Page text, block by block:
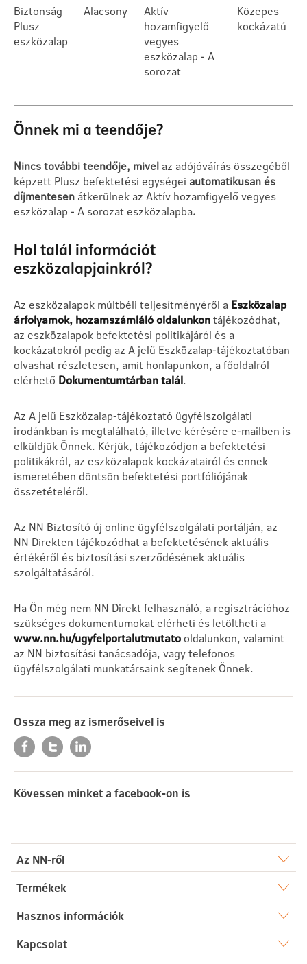
Biztonság
Plusz
eszközalap
Alacsony
Aktív
hozamfigyelő
vegyes
eszközalap - A
sorozat
Közepes
kockázatú
Önnek mi a teendője?
Nincs további teendője, mivel az adójóváírás összegéből
képzett Plusz befektetési egységei automatikusan és
díjmentesen átkerülnek az Aktív hozamfigyelő vegyes
eszközalap - A sorozat eszközalapba.
Hol talál információt
eszközalapjainkról?
Az eszközalapok múltbéli teljesítményéről a Eszközalap
árfolyamok, hozamszámláló oldalunkontájékozódhat,
az eszközalapok befektetési politikájáról és a
kockázatokról pedig az A jelű Eszközalap-tájékoztatóban
olvashat részletesen, amit honlapunkon, a főoldalról
elérhető Dokumentumtárban talál.
Az A jelű Eszközalap-tájékoztató ügyfélszolgálati
irodánkban is megtalálható, illetve kérésére e-mailben is
elküldjük Önnek. Kérjük, tájékozódjon a befektetési
politikákról, az eszközalapok kockázatairól és ennek
ismeretében döntsön befektetési portfóliójának
összetételéről.
Az NN Biztosító új online ügyfélszolgálati portálján, az
NN Direkten tájékozódhat a befektetésének aktuális
értékéről és biztosítási szerződésének aktuális
szolgáltatásáról.
Ha Ön még nem NN Direkt felhasználó, a regisztrációhoz
szükséges dokumentumokat elérheti és letöltheti a
www.nn.hu/ugyfelportalutmutato oldalunkon, valamint
az NN biztosítási tanácsadója, vagy telefonos
ügyfélszolgálati munkatársaink segítenek Önnek.
Ossza meg az ismerőseivel is
Kövessen minket a facebook-on is
Az NN-ről
Rólunk
Sajtószoba
Karrier
Termékek
Élet
Egészség
Hasznos információk
Dokumentumtár
Kapcsolat